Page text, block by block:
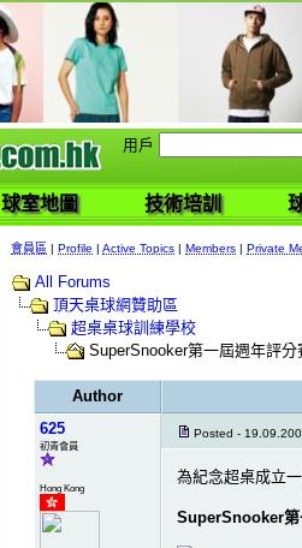
用戶
球室地圖 技術培訓
會員區 | Profile | Active Topics | Members | Private
All Forums
頂天桌球網贊助區
超桌桌球訓練學校
SuperSnooker第一屆週年評分
Author
625
初青會員
Hong Kong
Posted -
為紀念超桌成立
SuperSnooker第